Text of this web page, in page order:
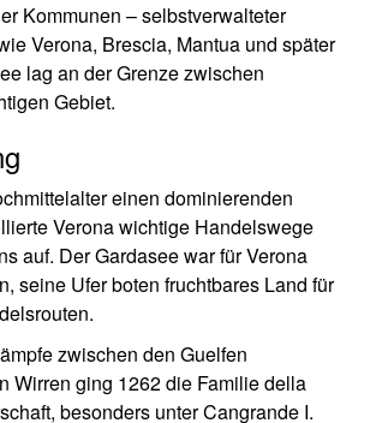
Kommunen – selbstverwalteter
Verona, Brescia, Mantua und später
lag an der Grenze zwischen
Gebiet.
einen dominierenden
Verona wichtige Handelswege
auf. Der Gardasee war für Verona
seine Ufer boten fruchtbares Land für
zwischen den Guelfen
Wirren ging 1262 die Familie della
besonders unter Cangrande I.